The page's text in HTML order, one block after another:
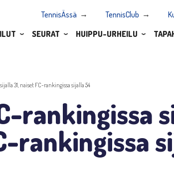
TennisÄssä TennisClub
SEURAT HUIPPU-URHEILU
31, naiset FC-rankingissa sijalla 54
rankingissa
rankingissa